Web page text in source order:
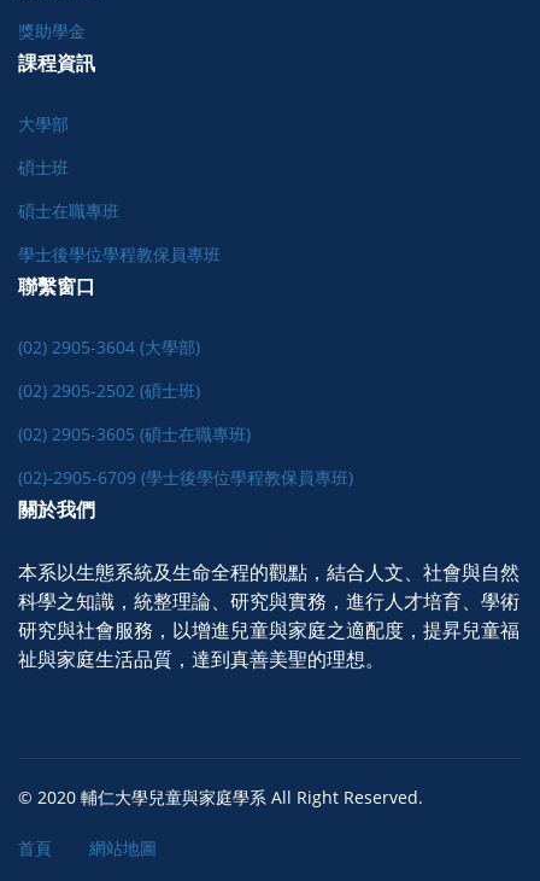
獎助學金
課程資訊
大學部
碩士班
碩士在職專班
學士後學位學程教保員專班
聯繫窗口
(02) 2905-3604 (大學部)
(02) 2905-2502 (碩士班)
(02) 2905-3605 (碩士在職專班)
(02)-2905-6709 (學士後學位學程教保員專班)
關於我們
本系以生態系統及生命全程的觀點，結合人文、社會與自然
科學之知識，統整理論、研究與實務，進行人才培育、學術
研究與社會服務，以增進兒童與家庭之適配度，提昇兒童福
祉與家庭生活品質，達到真善美聖的理想。
© 2020 輔仁大學兒童與家庭學系 All Right Reserved.
首頁 網站地圖